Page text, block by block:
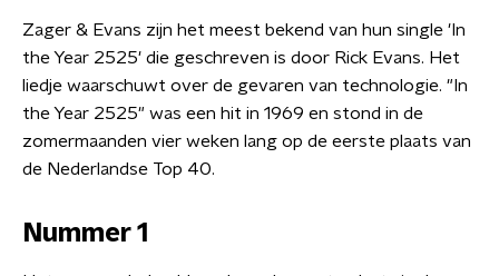
Zager & Evans zijn het meest bekend van hun single 'In
the Year 2525' die geschreven is door Rick Evans. Het
liedje waarschuwt over de gevaren van technologie. "In
the Year 2525" was een hit in 1969 en stond in de
zomermaanden vier weken lang op de eerste plaats van
de Nederlandse Top 40.
Nummer 1